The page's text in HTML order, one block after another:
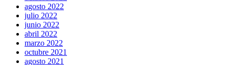
agosto 2022
julio 2022
junio 2022
abril 2022
marzo 2022
octubre 2021
agosto 2021